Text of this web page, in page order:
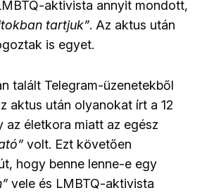
aktivista annyit mondott,
tartjuk”. Az aktus után
is egyet.
talált Telegram-üzenetekből
aktus után olyanokat írt a 12
az életkora miatt az egész
volt. Ezt követően
hogy benne lenne-e egy
vele és LMBTQ-aktivista